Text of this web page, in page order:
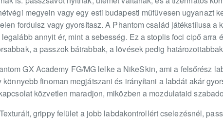
megyein vagy egy esti budapesti műfüvesen ugyanazt
fordulsz vagy gyorsítasz. A Phantom család játékstílusa a
annyit ér, mint a sebesség. Ez a stoplis foci cipő
a passzok bátrabbak, a lövések pedig
GX Academy FG/MG lelke a NikeSkin, ami a felsőrész
könnyebb finoman megjátszani és irányítani a labdát akár
közvetlen maradjon, miközben a mozdulataid
grippy felület a jobb labdakontrollért cselezésnél,